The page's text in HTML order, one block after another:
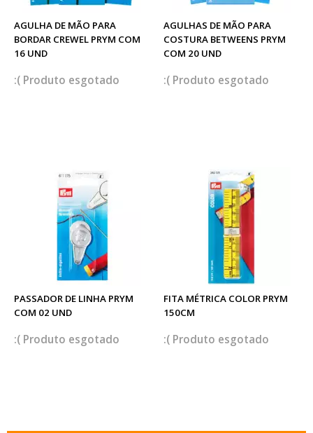
AGULHA DE MÃO PARA
BORDAR CREWEL PRYM COM
16 UND
esgotado
AGULHAS DE MÃO PARA
COSTURA BETWEENS PRYM
COM 20 UND
esgotado
PASSADOR DE LINHA PRYM
COM 02 UND
esgotado
FITA MÉTRICA COLOR PRYM
150CM
esgotado